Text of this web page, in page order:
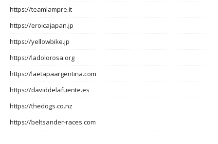
https://teamlampre.it
https://eroicajapan.jp
https://yellowbike.jp
https://ladolorosa.org
https://laetapaargentina.com
https://daviddelafuente.es
https://thedogs.co.nz
https://beltsander-races.com